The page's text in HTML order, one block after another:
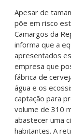
Apesar de
põe em risco
Camargos da
informa que a
apresentados
empresa que
fábrica de
água e os
captação para
volume de 310
abastecer uma
habitantes. A